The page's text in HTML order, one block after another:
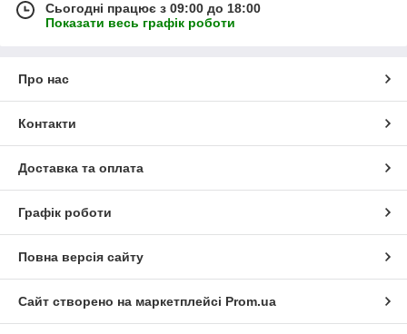
Сьогодні працює з 09:00 до 18:00
Показати весь графік роботи
Про нас
Контакти
Доставка та оплата
Графік роботи
Повна версія сайту
Сайт створено на маркетплейсі Prom.ua